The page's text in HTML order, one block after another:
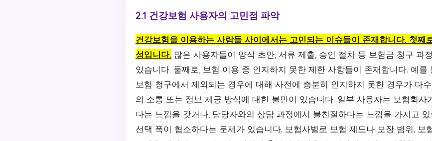
2.1 건강보험 사용자의 고민점 파악
건강보험을 이용하는 사람들 사이에서는 고민되는 이슈들이 존재합니다. 첫째
성입니다. 많은 사용자들이 양식 초안, 서류 제출, 승인 절차 등 보험금 청구 과
있습니다. 둘째로, 보험 이용 중 인지하지 못한 제한 사항들이 존재합니다. 예를
보험 청구에서 제외되는 경우에 대해 사전에 충분히 인지하지 못한 경우가 다
의 소통 또는 정보 제공 방식에 대한 불만이 있습니다. 일부 사용자는 보험회사
다는 느낌을 갖거나, 담당자와의 상담 과정에서 불친절하다는 느낌을 가지고
선택 폭이 협소하다는 문제가 있습니다. 보험사별로 보험 제도나 보장 범위, 보